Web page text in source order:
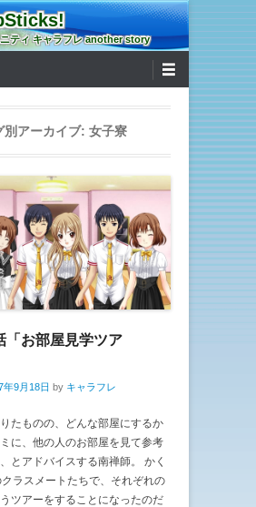
ティ キャラフレ another story
別アーカイブ: 女子寮
「お部屋見学ツア
年9月18日 by キャラフレ
たものの、どんな部屋にするか
に、他の人のお部屋を見て参考
とアドバイスする南禅師。 かく
ラスメートたちで、それぞれの
ツアーをすることになったのだ